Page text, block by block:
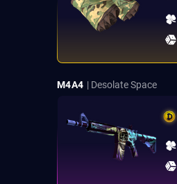
M4A4 | Desolate Space